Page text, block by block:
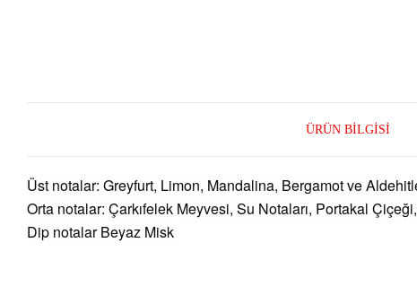
ÜRÜN BILGISI
Üst notalar: Greyfurt, Limon, Mandalina, Bergamot ve
Orta notalar: Çarkıfelek Meyvesi, Su Notaları, Portakal
Dip notalar Beyaz Misk